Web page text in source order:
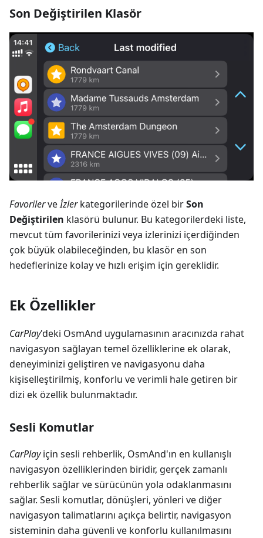
Son Değiştirilen Klasör
Favorilerveİzlerkategorilerinde özel birSon
Değiştirilen klasörü bulunur. Bu kategorilerdeki liste,
mevcut tüm favorilerinizi veya izlerinizi içerdiğinden
çok büyük olabileceğinden, bu klasör en son
hedeflerinize kolay ve hızlı erişim için gereklidir.
Ek Özellikler
CarPlay'deki OsmAnd uygulamasının aracınızda rahat
navigasyon sağlayan temel özelliklerine ek olarak,
deneyiminizi geliştiren ve navigasyonu daha
kişiselleştirilmiş, konforlu ve verimli hale getiren bir
dizi ek özellik bulunmaktadır.
Sesli Komutlar
CarPlayiçin sesli rehberlik, OsmAnd'ın en kullanışlı
navigasyon özelliklerinden biridir, gerçek zamanlı
rehberlik sağlar ve sürücünün yola odaklanmasını
sağlar. Sesli komutlar, dönüşleri, yönleri ve diğer
navigasyon talimatlarını açıkça belirtir, navigasyon
sisteminin daha güvenli ve konforlu kullanılmasını